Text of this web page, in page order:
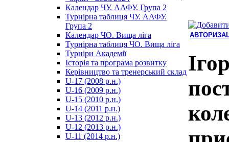
Календар ЧУ. ААФУ. Група 2
Турнірна таблиця ЧУ. ААФУ.
Група 2
Календар ЧО. Вища ліга
Турнірна таблиця ЧО. Вища ліга
Турніри Академії
Історія та програма розвитку
Керівництво та тренерський склад
U-17 (2008 р.н.)
U-16 (2009 р.н.)
U-15 (2010 р.н.)
U-14 (2011 р.н.)
U-13 (2012 р.н.)
U-12 (2013 р.н.)
U-11 (2014 р.н.)